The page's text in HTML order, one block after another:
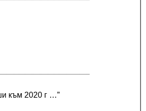
към 2020 г …”